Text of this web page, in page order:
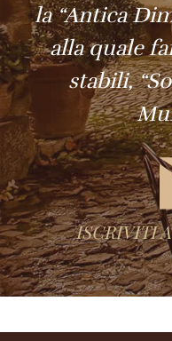
la “Antica
alla quale
stabili, “
ISCRIVITI